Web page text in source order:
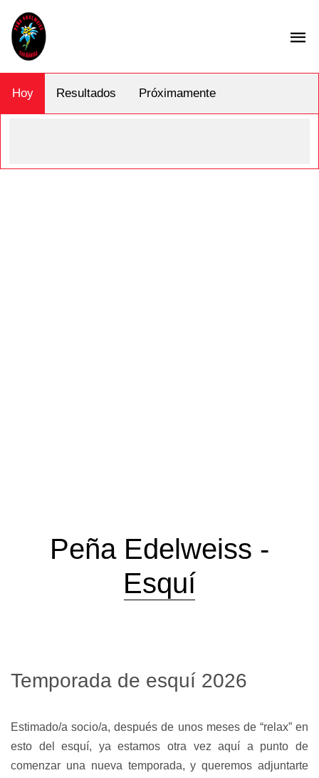
Hoy Resultados Próximamente
Peña Edelweiss -
Esquí
Temporada de esquí 2026
Estimado/a socio/a, después de unos meses de “relax” en
esto del esquí, ya estamos otra vez aquí a punto de
comenzar una nueva temporada, y queremos adjuntarte